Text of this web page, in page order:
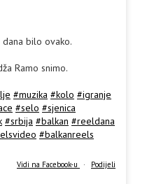
bilo ovako.
Ramo snimo.
#muzika #kolo #igranje
#selo #sjenica
#srbija #balkan #reeldana
#balkanreels
Vidi na Facebook-u · Podijeli